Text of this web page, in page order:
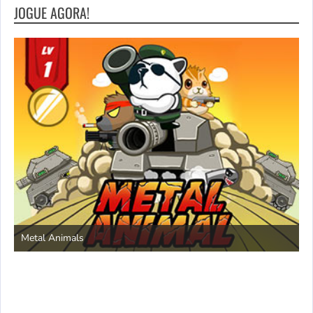
JOGUE AGORA!
Metal Animals